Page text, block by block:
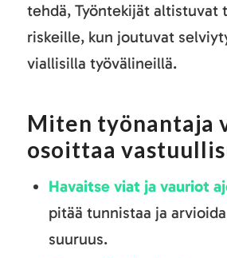
tehdä, Työntekijät altistuvat
riskeille, kun joutuvat
viallisilla työvälineillä.
Miten työnantaja
osoittaa
Havaitse viat ja vauriot
pitää tunnistaa ja
suuruus.